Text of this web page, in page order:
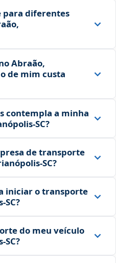
para diferentes
Abraão,
de mim custa
contempla a minha
de transporte
iniciar o transporte
do meu veículo